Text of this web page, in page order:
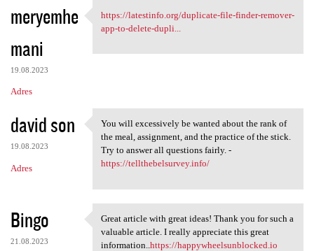
meryemhe
mani
19.08.2023
Adres
https://latestinfo.org
https://latestinfo.org/duplicate-file-finder-remover-
app-to-delete-dupli...
david son
19.08.2023
Adres
You will excessively be
You will excessively be wanted about the rank of
the meal, assignment, and the practice of the stick.
Try to answer all questions fairly. -
https://tellthebelsurvey.info/
Bingo
21.08.2023
Great article with great
Great article with great ideas! Thank you for such a
valuable article. I really appreciate this great
information..https://happywheelsunblocked.io